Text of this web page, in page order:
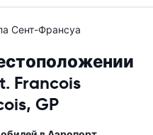
Сент-Франсуа
Francois
GP